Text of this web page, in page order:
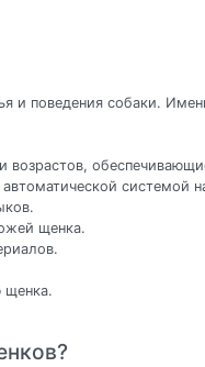
поведения собаки.
системой
щенка.
щенка.